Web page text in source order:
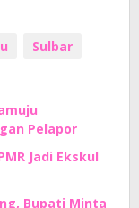
Sulbar
Pelapor
Jadi Ekskul
Bupati Minta